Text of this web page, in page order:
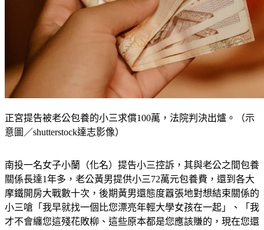
正宮提告被老公包養的小三求償100萬，法院判決出爐。（示
意圖／shutterstock達志影像）
南投一名女子小蘭（化名）提告小三控訴，其與老公之間包養
關係長達1年多，老公黃男提供小三72萬元包養費，還到各大
摩鐵開房大戰數十次，後期黃男還態度囂張地對想結束關係的
小三嗆「我早就找一個比您漂亮年輕大學女孩在一起」、「我
才不會纏您這殘花敗柳、這些原本都是您應該賺的，現在您還